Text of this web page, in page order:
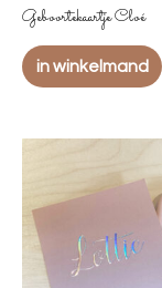
Geboortekaartje Cloé
in winkelmand